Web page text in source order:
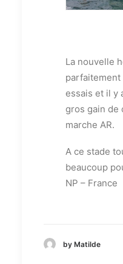
La nouvelle
essais et il y
gros gain de
marche AR.
A ce stade
beaucoup
NP – France
by Matilde